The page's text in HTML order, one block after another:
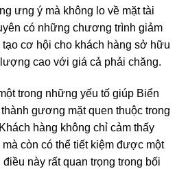
ưng ý mà không lo về mặt tài
có những chương trình giảm
cơ hội cho khách hàng sở hữu
cao với giá cả phải chăng.
trong những yếu tố giúp Biển
gương mặt quen thuộc trong
hàng không chỉ cảm thấy
còn có thể tiết kiệm được một
này rất quan trọng trong bối